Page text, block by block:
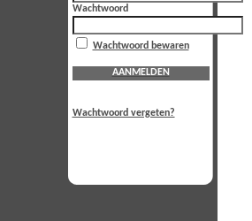
Wachtwoord
Wachtwoord bewaren
AANMELDEN
Wachtwoord vergeten?